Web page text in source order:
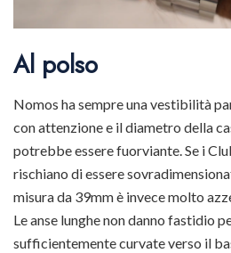
Al polso
Nomos ha sempre una vestibilità
con attenzione e il diametro della
potrebbe essere fuorviante. Se i
rischiano di essere
misura da 39mm è invece molto
Le anse lunghe non danno fastidio
sufficientemente curvate verso il